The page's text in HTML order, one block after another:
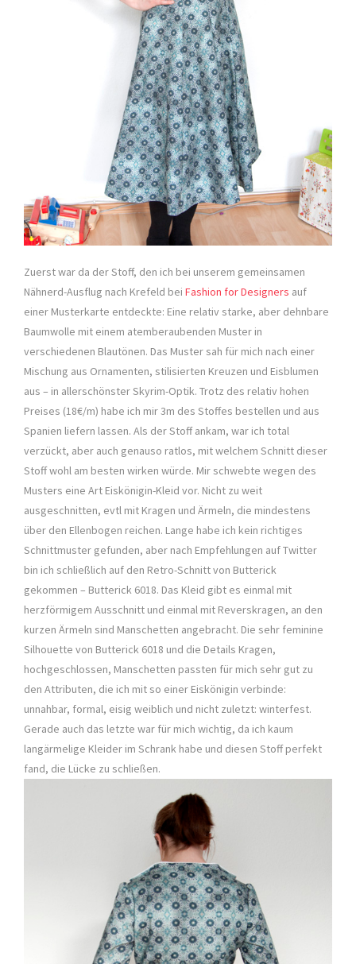
Zuerst war da der Stoff, den ich bei unserem gemeinsamen
Nähnerd-Ausflug nach Krefeld bei Fashion for Designers auf
einer Musterkarte entdeckte: Eine relativ starke, aber dehnbare
Baumwolle mit einem atemberaubenden Muster in
verschiedenen Blautönen. Das Muster sah für mich nach einer
Mischung aus Ornamenten, stilisierten Kreuzen und Eisblumen
aus – in allerschönster Skyrim-Optik. Trotz des relativ hohen
Preises (18€/m) habe ich mir 3m des Stoffes bestellen und aus
Spanien liefern lassen. Als der Stoff ankam, war ich total
verzückt, aber auch genauso ratlos, mit welchem Schnitt dieser
Stoff wohl am besten wirken würde. Mir schwebte wegen des
Musters eine Art Eiskönigin-Kleid vor. Nicht zu weit
ausgeschnitten, evtl mit Kragen und Ärmeln, die mindestens
über den Ellenbogen reichen. Lange habe ich kein richtiges
Schnittmuster gefunden, aber nach Empfehlungen auf Twitter
bin ich schließlich auf den Retro-Schnitt von Butterick
gekommen – Butterick 6018. Das Kleid gibt es einmal mit
herzförmigem Ausschnitt und einmal mit Reverskragen, an den
kurzen Ärmeln sind Manschetten angebracht. Die sehr feminine
Silhouette von Butterick 6018 und die Details Kragen,
hochgeschlossen, Manschetten passten für mich sehr gut zu
den Attributen, die ich mit so einer Eiskönigin verbinde:
unnahbar, formal, eisig weiblich und nicht zuletzt: winterfest.
Gerade auch das letzte war für mich wichtig, da ich kaum
langärmelige Kleider im Schrank habe und diesen Stoff perfekt
fand, die Lücke zu schließen.